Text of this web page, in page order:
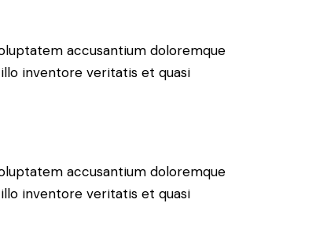
accusantium doloremque
inventore veritatis et quasi
accusantium doloremque
inventore veritatis et quasi